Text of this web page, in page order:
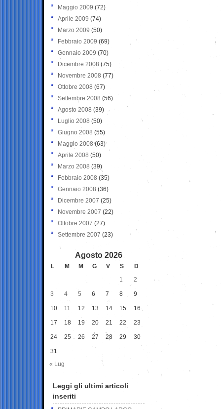
Maggio 2009 (72)
Aprile 2009 (74)
Marzo 2009 (50)
Febbraio 2009 (69)
Gennaio 2009 (70)
Dicembre 2008 (75)
Novembre 2008 (77)
Ottobre 2008 (67)
Settembre 2008 (56)
Agosto 2008 (39)
Luglio 2008 (50)
Giugno 2008 (55)
Maggio 2008(63)
Aprile 2008 (50)
Marzo 2008 (39)
Febbraio 2008 (35)
Gennaio 2008 (36)
Dicembre 2007 (25)
Novembre 2007 (22)
Ottobre 2007 (27)
Settembre 2007 (23)
Agosto 2026
L M M G V S
D
1
2
3 4 5 6 7 8 9
10 11 12 13 14 15 16
17 18 19 20 21 22 23
24 25 26 27 28 29 30
31
« Lug
Leggi gli ultimi articoli
inseriti